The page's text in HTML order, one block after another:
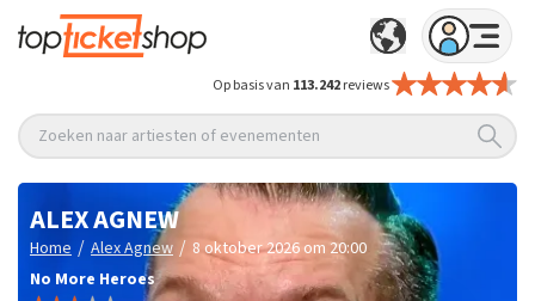
Op basis van 113.242reviews
Zoeken naar artiesten of evenementen
ALEX AGNEW
Home / Alex Agnew / 8 oktober 2026 om 20:00
No More Heroes